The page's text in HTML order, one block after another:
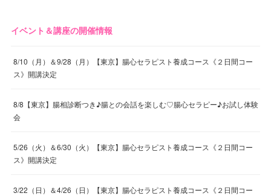
イベント＆講座の開催情報
8/10（月）＆9/28（月）【東京】腸心セラピスト養成コース《２日間コー
ス》開講決定
8/8【東京】腸相診断つき♪腸との会話を楽しむ♡腸心セラピー♪お試し体験
会
5/26（火）＆6/30（火）【東京】腸心セラピスト養成コース《２日間コー
ス》開講決定
3/22（日）＆4/26（日）【東京】腸心セラピスト養成コース《２日間コー